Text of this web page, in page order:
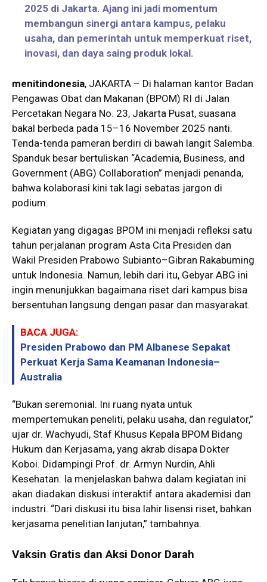
2025 di Jakarta. Ajang ini jadi momentum
membangun sinergi antara kampus, pelaku
usaha, dan pemerintah untuk memperkuat riset,
inovasi, dan daya saing produk lokal.
menitindonesia, JAKARTA – Di halaman kantor Badan
Pengawas Obat dan Makanan (BPOM) RI di Jalan
Percetakan Negara No. 23, Jakarta Pusat, suasana
bakal berbeda pada 15–16 November 2025 nanti.
Tenda-tenda pameran berdiri di bawah langit Salemba.
Spanduk besar bertuliskan “Academia, Business, and
Government (ABG) Collaboration” menjadi penanda,
bahwa kolaborasi kini tak lagi sebatas jargon di
podium.
Kegiatan yang digagas BPOM ini menjadi refleksi satu
tahun perjalanan program Asta Cita Presiden dan
Wakil Presiden Prabowo Subianto–Gibran Rakabuming
untuk Indonesia. Namun, lebih dari itu, Gebyar ABG ini
ingin menunjukkan bagaimana riset dari kampus bisa
bersentuhan langsung dengan pasar dan masyarakat.
BACA JUGA:
Presiden Prabowo dan PM Albanese Sepakat
Perkuat Kerja Sama Keamanan Indonesia–
Australia
“Bukan seremonial. Ini ruang nyata untuk
mempertemukan peneliti, pelaku usaha, dan regulator,”
ujar dr. Wachyudi, Staf Khusus Kepala BPOM Bidang
Hukum dan Kerjasama, yang akrab disapa Dokter
Koboi. Didampingi Prof. dr. Armyn Nurdin, Ahli
Kesehatan. Ia menjelaskan bahwa dalam kegiatan ini
akan diadakan diskusi interaktif antara akademisi dan
industri. “Dari diskusi itu bisa lahir lisensi riset, bahkan
kerjasama penelitian lanjutan,” tambahnya.
Vaksin Gratis dan Aksi Donor Darah